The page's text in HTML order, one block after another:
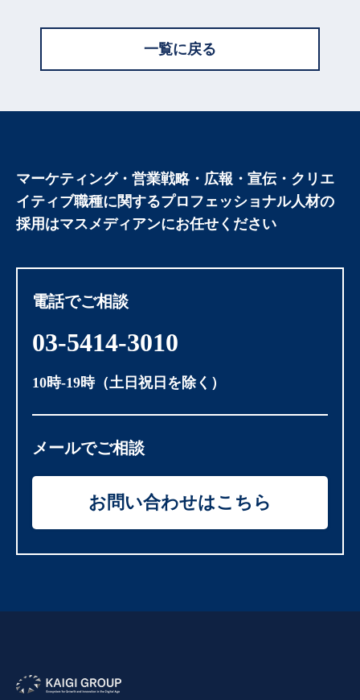
一覧に戻る
マーケティング・営業戦略・広報・宣伝・クリエ
イティブ職種に関するプロフェッショナル人材の
採用はマスメディアンにお任せください
電話でご相談
03-5414-3010
10時-19時（土日祝日を除く）
メールでご相談
お問い合わせはこちら